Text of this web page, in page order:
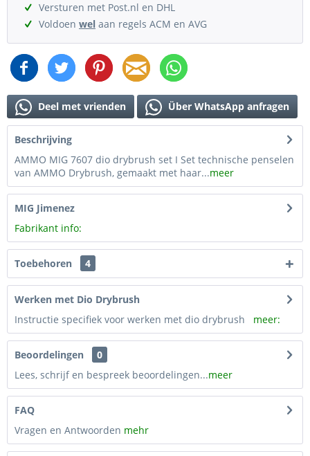
Versturen met Post.nl en DHL
Voldoen wel aan regels ACM en AVG
Deel met vrienden Über WhatsApp anfragen
Beschrijving
AMMO MIG 7607 dio drybrush set I Set technische penselen
van AMMO Drybrush, gemaakt met haar...meer
MIG Jimenez
Fabrikant info:
Toebehoren 4
Werken met Dio Drybrush
Instructie specifiek voor werken met dio drybrush meer:
Beoordelingen
0
Lees, schrijf en bespreek beoordelingen...meer
FAQ
Vragen en Antwoorden mehr